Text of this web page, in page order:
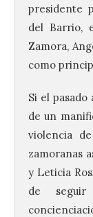
presidente
del Barrio,
Zamora,
como
Si el
de un
violencia
zamoranas
y Leticia
de